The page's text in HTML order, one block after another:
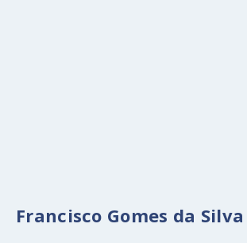
Francisco Gomes da Silva